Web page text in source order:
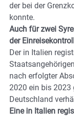
der bei der
konnte.
Auch für zwei
der
Der in Italien
nach erfolgter
2020 ein bis 2023
Deutschland
Eine in Italien